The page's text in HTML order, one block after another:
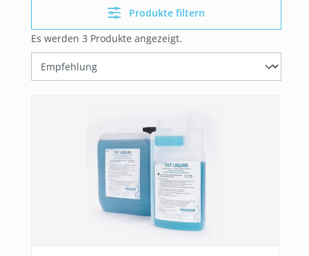
Produkte filtern
Es werden 3 Produkte angezeigt.